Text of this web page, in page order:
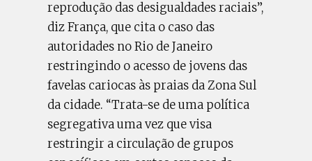
reprodução das desigualdades raciais”,
diz França, que cita o caso das
autoridades no Rio de Janeiro
restringindo o acesso de jovens das
favelas cariocas às praias da Zona Sul
da cidade. “Trata-se de uma política
segregativa uma vez que visa
restringir a circulação de grupos